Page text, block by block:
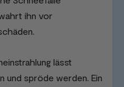
ihn vor
lässt
und spröde werden. Ein